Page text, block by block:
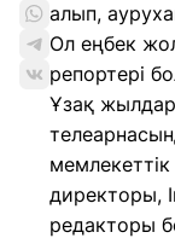
алып,
Ол еңбек
репортері
Ұзақ жылдар
директоры,
редакторы